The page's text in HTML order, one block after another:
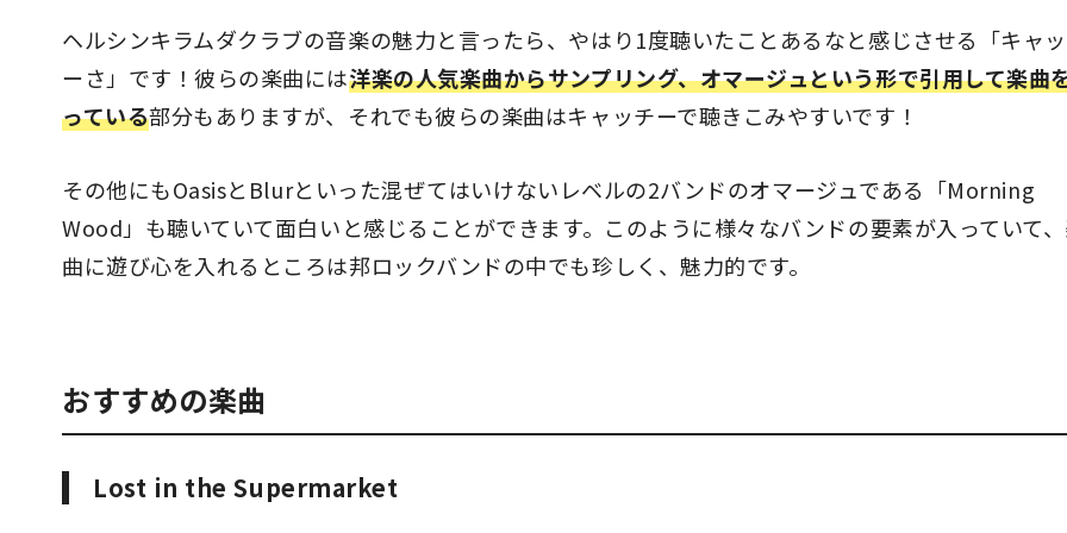
ヘルシンキラムダクラブの音楽の魅力と言ったら、やはり1度聴いたことあるなと感じさせる「キャ
ーさ」です！彼らの楽曲には洋楽の人気楽曲からサンプリング、オマージュという形で引用して楽曲
っている部分もありますが、それでも彼らの楽曲はキャッチーで聴きこみやすいです！
その他にもOasisとBlurといった混ぜてはいけないレベルの2バンドのオマージュである「Morning
Wood」も聴いていて面白いと感じることができます。このように様々なバンドの要素が入っていて
曲に遊び心を入れるところは邦ロックバンドの中でも珍しく、魅力的です。
おすすめの楽曲
Lost in the Supermarket